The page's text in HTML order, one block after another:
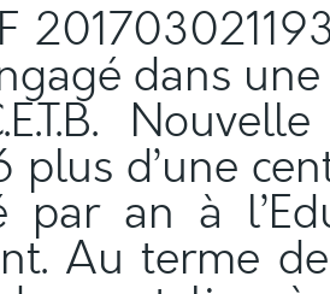
dans
plus d’une
par an à
Au terme